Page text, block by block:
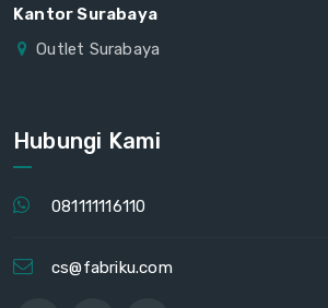
Kantor Surabaya
Outlet Surabaya
Hubungi Kami
081111116110
cs@fabriku.com